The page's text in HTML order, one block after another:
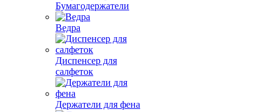
Бумагодержатели
Ведра
Диспенсер для
салфеток
Держатели для фена